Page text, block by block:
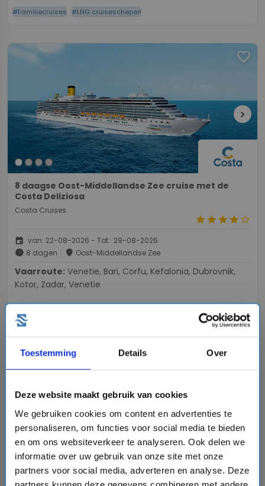
Toestemming Details Over
Deze website maakt gebruik van cookies
We gebruiken cookies om content en advertenties te
personaliseren, om functies voor social media te bieden
en om ons websiteverkeer te analyseren. Ook delen we
informatie over uw gebruik van onze site met onze
partners voor social media, adverteren en analyse. Deze
#Familiecruises #LNG cruiseschepen
favorite
chevron_right
8 daagse Oost-Middellandse Zee cruise met de
Costa Deliziosa
Costa Cruises
starstarstarstarstar_border
event van: 22-08-2026 - Tot: 29-08-2026
schedule 8 dagen place Oost-Middellandse Zee
Vaarroute:
Kotor, Zadar, Venetie
€1701,-
+flight+
Bekijk cruisechevron_right
sell Volpension - Last minute
Vergelijk
favorite